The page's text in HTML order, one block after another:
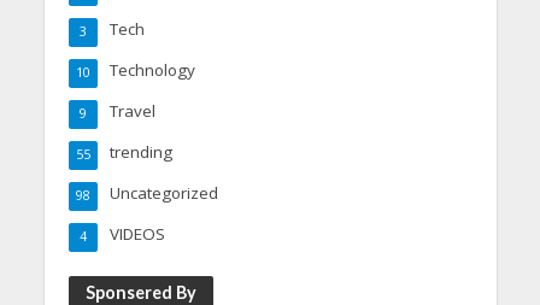
Tech
3
Technology
10
Travel
9
trending
55
Uncategorized
98
VIDEOS
4
Sponsered By